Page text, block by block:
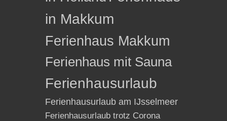
in Makkum
Ferienhaus Makkum
Ferienhaus mit Sauna
Ferienhausurlaub
Ferienhausurlaub am IJsselmeer
Ferienhausurlaub trotz Corona